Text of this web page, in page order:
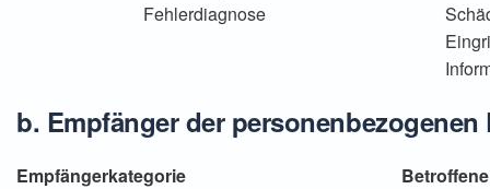
Fehlerdiagnose
b. Empfänger der personenbezogenen
Empfängerkategorie
Betroffene